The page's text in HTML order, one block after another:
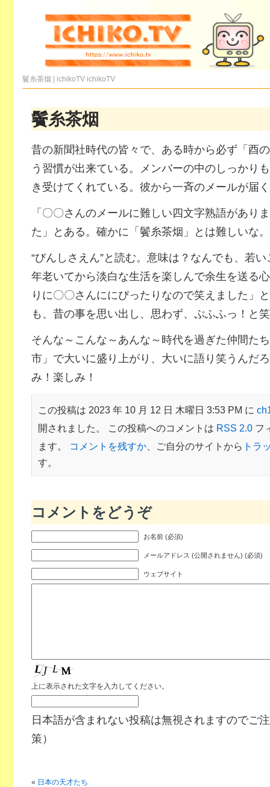
鬢糸茶烟 | ichikoTV ichikoTV
鬢糸茶烟
昔の新聞社時代の皆々で、ある時から必ず「酉
う習慣が出来ている。メンバーの中のしっかり
き受けてくれている。彼から一斉のメールが届
「〇〇さんのメールに難しい四文字熟語があり
た」とある。確かに「鬢糸茶烟」とは難しいな。
“びんしさえん”と読む。意味は？なんでも、若
年老いてから淡白な生活を楽しんで余生を送る
りに〇〇さんににぴったりなので笑えました」
も、昔の事を思い出し、思わず、ぷふふっ！と
そんな～こんな～あんな～時代を過ぎた仲間た
市」で大いに盛り上がり、大いに語り笑うんだ
み！楽しみ！
この投稿は 2023 年 10 月 12 日 木曜日 3:53 PM に
開されました。 この投稿へのコメントは RSS 2.0フ
ます。
コメントを残すか、ご自分のサイトから トラ
す。
コメントをどうぞ
お名前 (必須)
メールアドレス (公開されません) (必須)
ウェブサイト
上に表示された文字を入力してください。
日本語が含まれない投稿は無視されますのでご
策）
« 日本の天才たち